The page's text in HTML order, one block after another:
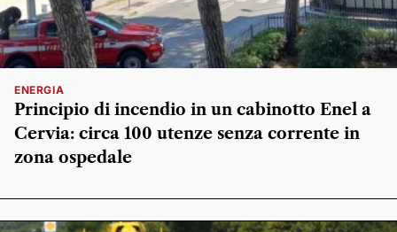
ENERGIA
Principio di incendio in un cabinotto Enel a
Cervia: circa 100 utenze senza corrente in
zona ospedale